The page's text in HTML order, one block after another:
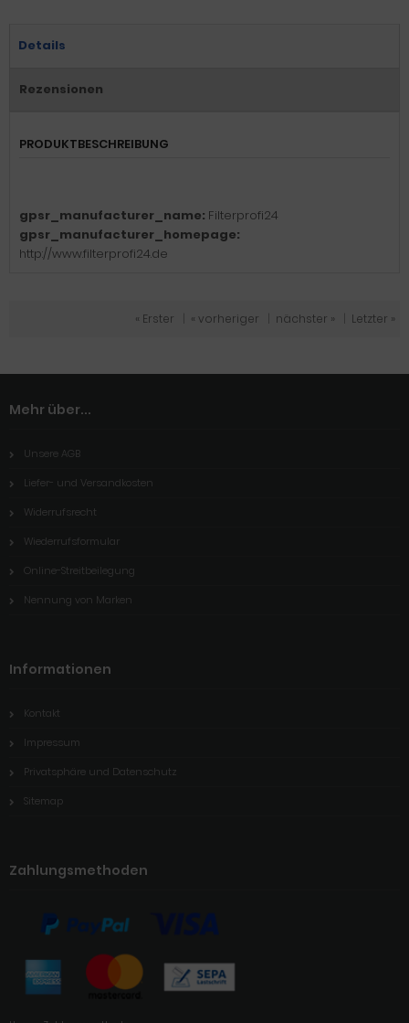
Details
Rezensionen
PRODUKTBESCHREIBUNG
gpsr_manufacturer_name: Filterprofi24
gpsr_manufacturer_homepage:
http://www.filterprofi24.de
« Erster « vorheriger nächster » Letzter »
Mehr über...
Unsere AGB
Liefer- und Versandkosten
Widerrufsrecht
Wiederrufsformular
Online-Streitbeilegung
Nennung von Marken
Informationen
Kontakt
Impressum
Privatsphäre und Datenschutz
Sitemap
Zahlungsmethoden